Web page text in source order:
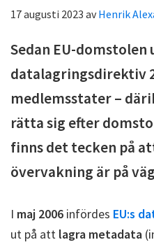
17 augusti 2023 avHenrik
Sedan EU-domstolen
datalagringsdirektiv
medlemsstater –
rätta sig efter
finns det tecken på
övervakning är på
I maj 2006 infördes EU:s
ut på att lagra metadata